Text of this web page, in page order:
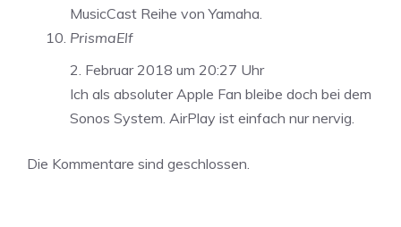
MusicCast Reihe von Yamaha.
PrismaElf
2. Februar 2018 um 20:27 Uhr
Ich als absoluter Apple Fan bleibe doch bei dem
Sonos System. AirPlay ist einfach nur nervig.
Die Kommentare sind geschlossen.